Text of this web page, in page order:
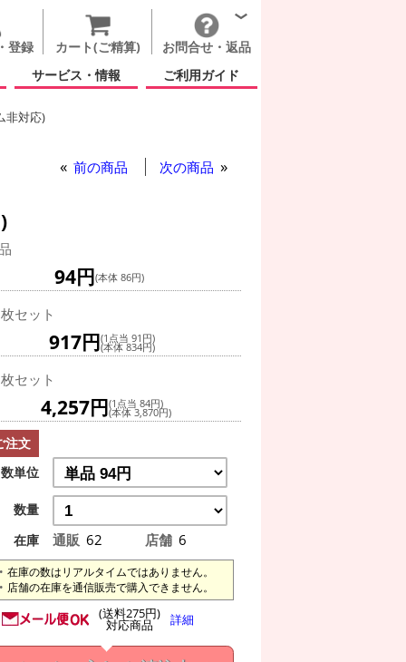
登録 カート(ご精算)
お問合せ・返品
サービス・情報
ご利用ガイド
非対応)
前の商品 次の商品
94円(本体 86円)
セット
917円(1点当 91円)
(本体 834円)
セット
4,257円(1点当 84円)
(本体 3,870円)
注文
数単位
数量
在庫
通販 62 店舗 6
在庫の数はリアルタイムではありません。
店舗の在庫を通信販売で購入できません。
(送料275円)
対応商品 詳細